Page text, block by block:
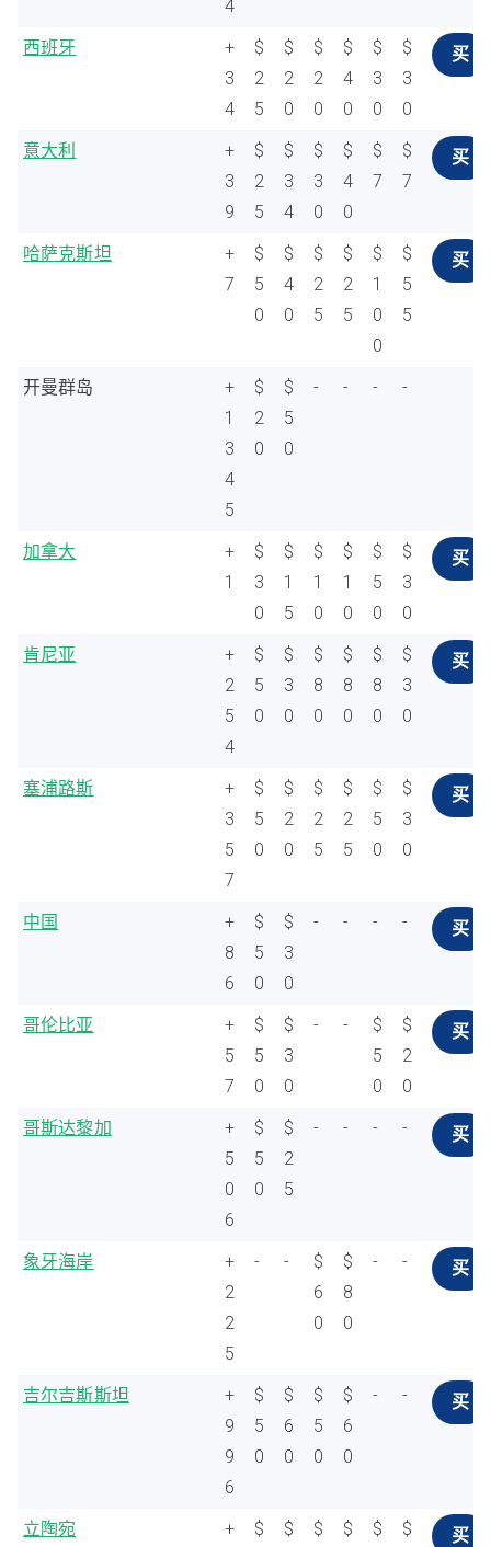
4
西班牙
+
3
4
$
2
5
$
2
0
$
2
0
$
4
0
$
3
0
$
3
0
买
意大利
+
3
9
$
2
5
$
3
4
$
3
0
$
4
0
$
7
$
7
买
哈萨克斯坦
+
7
$
5
0
$
4
0
$
2
5
$
2
5
$
1
0
0
$
5
5
买
开曼群岛
+
1
3
4
5
$
2
0
$
5
0
- - - -
加拿大
+
1
$
3
0
$
1
5
$
1
0
$
1
0
$
5
0
$
3
0
买
肯尼亚
+
2
5
4
$
5
0
$
3
0
$
8
0
$
8
0
$
8
0
$
3
0
买
塞浦路斯
+
3
5
7
$
5
0
$
2
0
$
2
5
$
2
5
$
5
0
$
3
0
买
中国
+
8
6
$
5
0
$
3
0
- - - - 买
哥伦比亚
+
5
7
$
5
0
$
3
0
- -
$
5
0
$
2
0
买
哥斯达黎加
+
5
0
6
$
5
0
$
2
5
- - - - 买
象牙海岸
+
2
2
5
- -
$
6
0
$
8
0
- - 买
吉尔吉斯斯坦
+
9
9
6
$
5
0
$
6
0
$
5
0
$
6
0
- - 买
立陶宛
+
$
$
$
$
$
$
买